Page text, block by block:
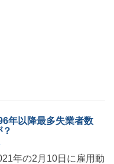
年以降最多失業者数
年の2月10日に雇用動